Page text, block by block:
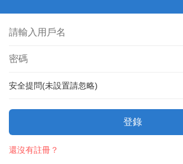
安全提問(未設置請忽略)
登錄
還沒有註冊？